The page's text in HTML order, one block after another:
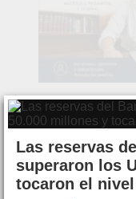
Las reservas
superaron los
tocaron el